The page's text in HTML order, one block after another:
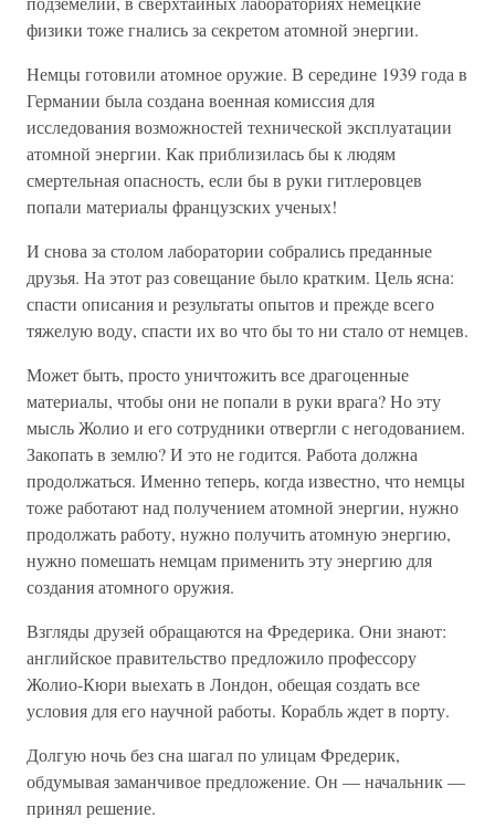
физики тоже гнались за секретом атомной энергии.
Немцы готовили атомное оружие. В середине 1939 года в
Германии была создана военная комиссия для
исследования возможностей технической эксплуатации
атомной энергии. Как приблизилась бы к людям
смертельная опасность, если бы в руки гитлеровцев
попали материалы французских ученых!
И снова за столом лаборатории собрались преданные
друзья. На этот раз совещание было кратким. Цель ясна:
спасти описания и результаты опытов и прежде всего
тяжелую воду, спасти их во что бы то ни стало от немцев.
Может быть, просто уничтожить все драгоценные
материалы, чтобы они не попали в руки врага? Но эту
мысль Жолио и его сотрудники отвергли с негодованием.
Закопать в землю? И это не годится. Работа должна
продолжаться. Именно теперь, когда известно, что немцы
тоже работают над получением атомной энергии, нужно
продолжать работу, нужно получить атомную энергию,
нужно помешать немцам применить эту энергию для
создания атомного оружия.
Взгляды друзей обращаются на Фредерика. Они знают:
английское правительство предложило профессору
Жолио-Кюри выехать в Лондон, обещая создать все
условия для его научной работы. Корабль ждет в порту.
Долгую ночь без сна шагал по улицам Фредерик,
обдумывая заманчивое предложение. Он — начальник —
принял решение.